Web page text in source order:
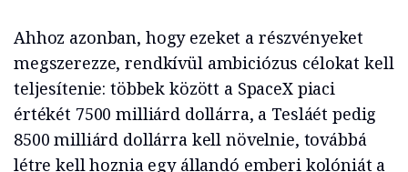
Ahhoz azonban, hogy ezeket a részvényeket
megszerezze, rendkívül ambiciózus célokat kell
teljesítenie: többek között a SpaceX piaci
értékét 7500 milliárd dollárra, a Tesláét pedig
8500 milliárd dollárra kell növelnie, továbbá
létre kell hoznia egy állandó emberi kolóniát a